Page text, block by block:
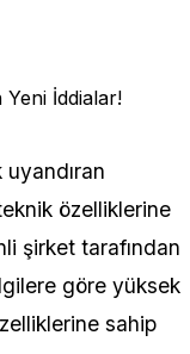
uyandıran
özelliklerine
şirket tarafından
göre yüksek
sahip